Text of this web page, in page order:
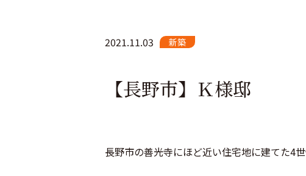
2021.11.03 新築
【長野市】Ｋ様邸
長野市の善光寺にほど近い住宅地に建てた4世